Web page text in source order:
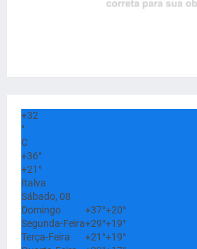
+32
°
C
+36°
+21°
Italva
Sábado, 08
Domingo
+37°+20°
Segunda-Feira+29°+19°
Terça-Feira
+21°+19°